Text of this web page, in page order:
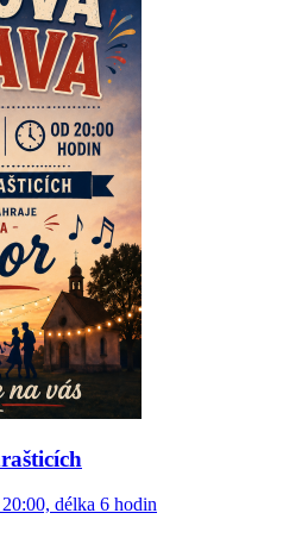
délka 6 hodin